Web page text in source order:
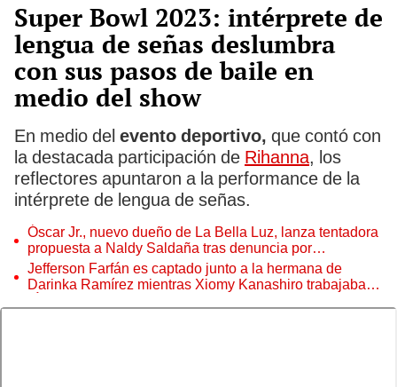
Super Bowl 2023: intérprete de
lengua de señas deslumbra
con sus pasos de baile en
medio del show
En medio del evento deportivo, que contó con
la destacada participación de Rihanna, los
reflectores apuntaron a la performance de la
intérprete de lengua de señas.
Óscar Jr., nuevo dueño de La Bella Luz, lanza tentadora
propuesta a Naldy Saldaña tras denuncia por
tocamientos
Jefferson Farfán es captado junto a la hermana de
Darinka Ramírez mientras Xiomy Kanashiro trabajaba: